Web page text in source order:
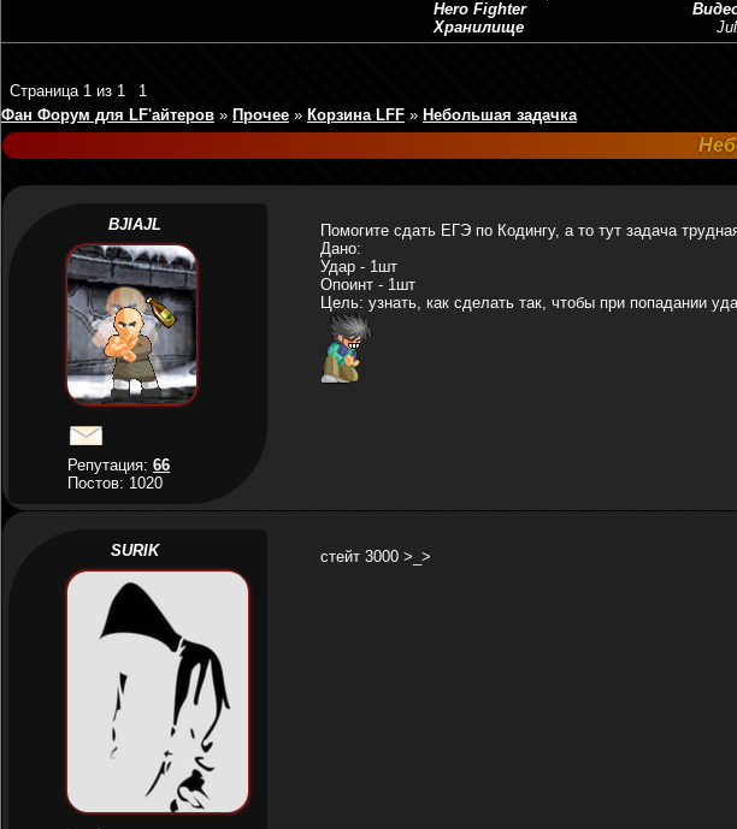
Hero Fighter
Хранилище
Страница 1 из 1 1
Фан Форум для LF'айтеров » Прочее » Корзина LFF » Небольшая задачка
BJIAJL
Репутация:66
Постов: 1020
Помогите сдать ЕГЭ по Кодингу, а то тут задача
Дано:
Удар - 1шт
Опоинт - 1шт
Цель: узнать, как сделать так, чтобы при попадании
SURIK
стейт 3000 >_>